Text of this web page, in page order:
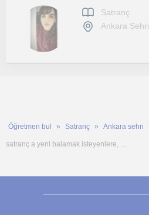
Satranç
Ankara Sehri
Öğretmen bul Satranç Ankara sehri
satranç a yeni balamak isteyenlere, ...